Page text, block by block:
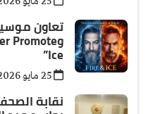
Ice”
نقابة